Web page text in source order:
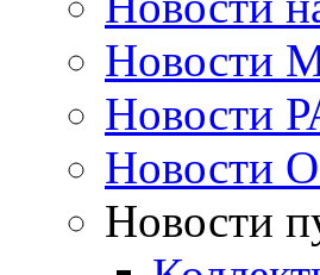
Новости
Новости
Новости
Новости